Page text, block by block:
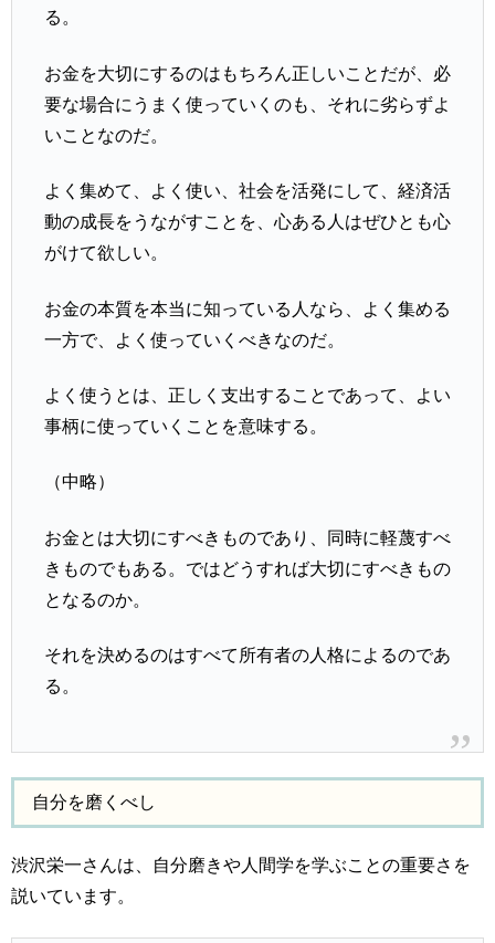
る。
お金を大切にするのはもちろん正しいことだが、必
要な場合にうまく使っていくのも、それに劣らずよ
いことなのだ。
よく集めて、よく使い、社会を活発にして、経済活
動の成長をうながすことを、心ある人はぜひとも心
がけて欲しい。
お金の本質を本当に知っている人なら、よく集める
一方で、よく使っていくべきなのだ。
よく使うとは、正しく支出することであって、よい
事柄に使っていくことを意味する。
（中略）
お金とは大切にすべきものであり、同時に軽蔑すべ
きものでもある。ではどうすれば大切にすべきもの
となるのか。
それを決めるのはすべて所有者の人格によるのであ
る。
自分を磨くべし
渋沢栄一さんは、自分磨きや人間学を学ぶことの重要さを
説いています。